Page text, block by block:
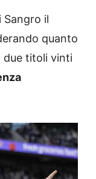
Sangro il
quanto
due titoli vinti